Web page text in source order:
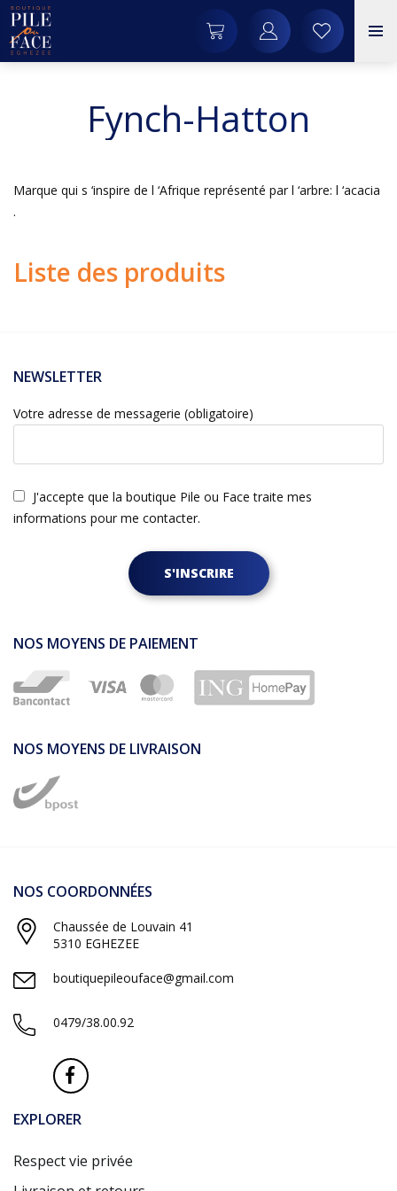
Fynch-Hatton
Marque qui s ‘inspire de l ‘Afrique représenté par l ‘arbre: l ‘acacia
.
Liste des produits
NEWSLETTER
Votre adresse de messagerie (obligatoire)
J'accepte que la boutique Pile ou Face traite mes
informations pour me contacter.
S'INSCRIRE
NOS MOYENS DE PAIEMENT
NOS MOYENS DE LIVRAISON
NOS COORDONNÉES
Chaussée de Louvain 41
5310 EGHEZEE
boutiquepileouface@gmail.com
0479/38.00.92
EXPLORER
Respect vie privée